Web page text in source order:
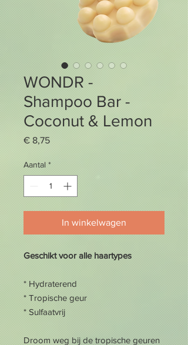
WONDR -
Shampoo Bar -
Coconut & Lemon
€ 8,75Prijs
Aantal *
In winkelwagen
Geschikt voor alle haartypes
* Hydraterend
* Tropische geur
* Sulfaatvrij
Droom weg bij de tropische geuren